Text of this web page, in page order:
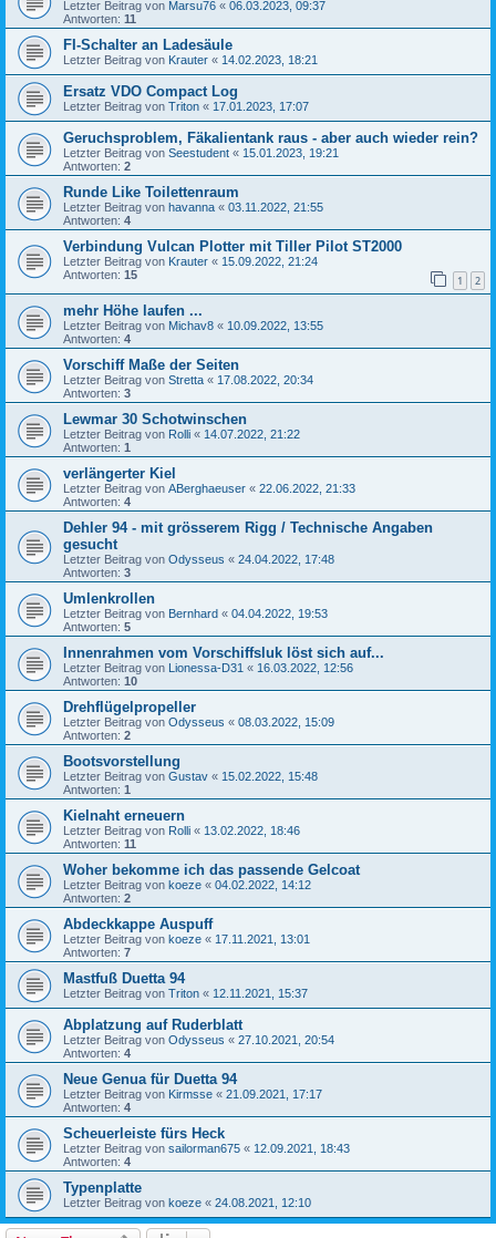
Letzter Beitrag von Marsu76 « 06.03.2023, 09:37
Antworten: 11
FI-Schalter an Ladesäule
Letzter Beitrag von Krauter « 14.02.2023, 18:21
Ersatz VDO Compact Log
Letzter Beitrag von Triton « 17.01.2023, 17:07
Geruchsproblem, Fäkalientank raus - aber auch wieder rein?
Letzter Beitrag von Seestudent « 15.01.2023, 19:21
Antworten: 2
Runde Like Toilettenraum
Letzter Beitrag von havanna « 03.11.2022, 21:55
Antworten: 4
Verbindung Vulcan Plotter mit Tiller Pilot ST2000
Letzter Beitrag von Krauter « 15.09.2022, 21:24
Antworten: 15 1 2
mehr Höhe laufen ...
Letzter Beitrag von Michav8 « 10.09.2022, 13:55
Antworten: 4
Vorschiff Maße der Seiten
Letzter Beitrag von Stretta « 17.08.2022, 20:34
Antworten: 3
Lewmar 30 Schotwinschen
Letzter Beitrag von Rolli « 14.07.2022, 21:22
Antworten: 1
verlängerter Kiel
Letzter Beitrag von ABerghaeuser « 22.06.2022, 21:33
Antworten: 4
Dehler 94 - mit grösserem Rigg / Technische Angaben
gesucht
Letzter Beitrag von Odysseus « 24.04.2022, 17:48
Antworten: 3
Umlenkrollen
Letzter Beitrag von Bernhard « 04.04.2022, 19:53
Antworten: 5
Innenrahmen vom Vorschiffsluk löst sich auf...
Letzter Beitrag von Lionessa-D31 « 16.03.2022, 12:56
Antworten: 10
Drehflügelpropeller
Letzter Beitrag von Odysseus « 08.03.2022, 15:09
Antworten: 2
Bootsvorstellung
Letzter Beitrag von Gustav « 15.02.2022, 15:48
Antworten: 1
Kielnaht erneuern
Letzter Beitrag von Rolli « 13.02.2022, 18:46
Antworten: 11
Woher bekomme ich das passende Gelcoat
Letzter Beitrag von koeze « 04.02.2022, 14:12
Antworten: 2
Abdeckkappe Auspuff
Letzter Beitrag von koeze « 17.11.2021, 13:01
Antworten: 7
Mastfuß Duetta 94
Letzter Beitrag von Triton « 12.11.2021, 15:37
Abplatzung auf Ruderblatt
Letzter Beitrag von Odysseus « 27.10.2021, 20:54
Antworten: 4
Neue Genua für Duetta 94
Letzter Beitrag von Kirmsse « 21.09.2021, 17:17
Antworten: 4
Scheuerleiste fürs Heck
Letzter Beitrag von sailorman675 « 12.09.2021, 18:43
Antworten: 4
Typenplatte
Letzter Beitrag von koeze « 24.08.2021, 12:10